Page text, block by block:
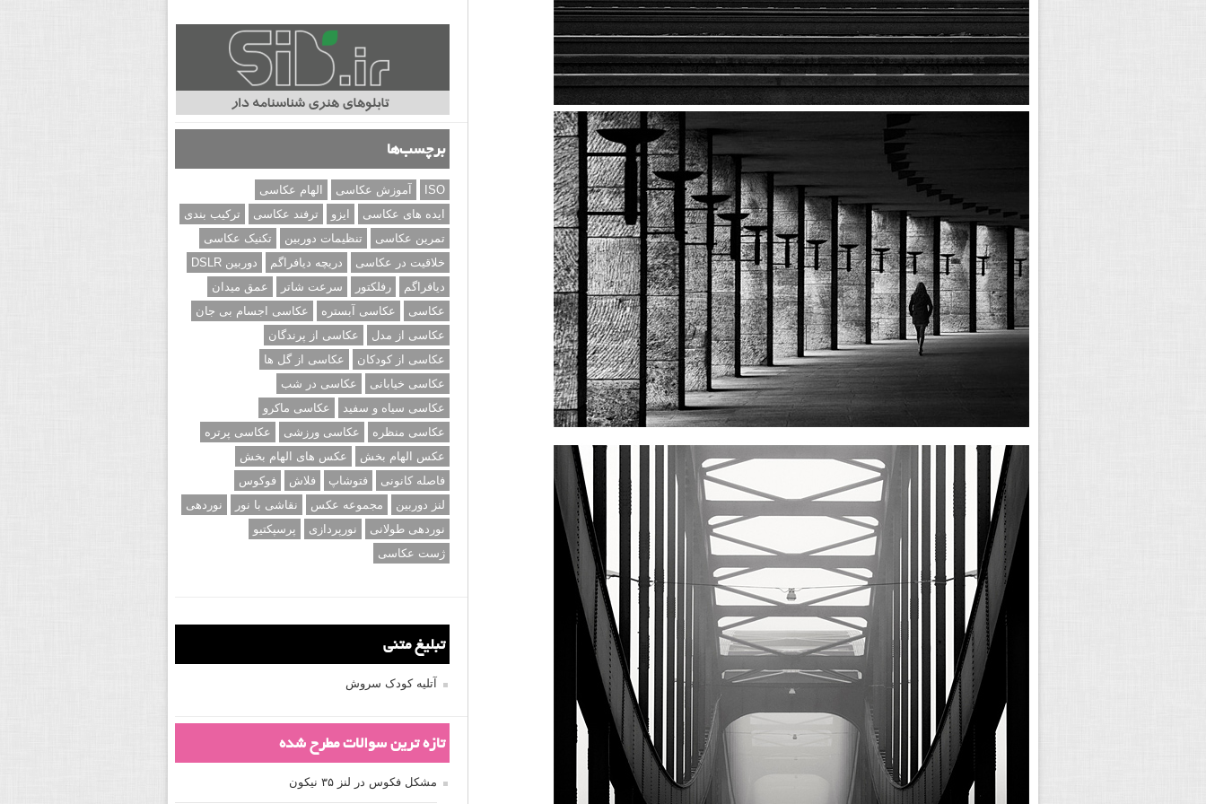
برچسب‌ها
ISO آموزش عکاسی
الهام عکاسی
ایده های عکاسی
ایزو ترفند عکاسی
ترکیب بندی
تمرین عکاسی
تنظیمات دوربین
تکنیک عکاسی
خلاقیت در عکاسی
دریچه دیافراگم
دوربین DSLR
دیافراگم
رفلکتور سرعت شاتر
عمق میدان
عکاسی
عکاسی آبستره
عکاسی اجسام بی جان
عکاسی از مدل
عکاسی از پرندگان
عکاسی از کودکان
عکاسی از گل ها
عکاسی خیابانی
عکاسی در شب
عکاسی سیاه و سفید
عکاسی ماکرو
عکاسی منظره
عکاسی ورزشی
عکاسی پرتره
عکس الهام بخش
عکس های الهام بخش
فاصله کانونی
فتوشاپ فلاش
فوکوس
لنز دوربین
مجموعه عکس نقاشی با نور
نوردهی
نوردهی طولانی
نورپردازی
پرسپکتیو
ژست عکاسی
تبلیغ متنی
آتلیه کودک سروش
تازه ترین سوالات مطرح شده
مشکل فکوس در لنز ۳۵ نیکون